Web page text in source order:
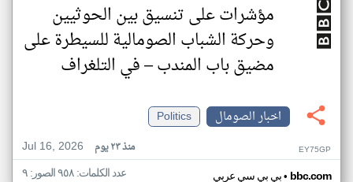
مؤشرات على تنسيق بين الحوثيين
وحركة الشباب الصومالية للسيطرة على
مضيق باب المندب – في التلغراف
اخبار الصومال
Politics
Jul 16, 2026
منذ ٢٣ يوم EY75GP
بي بي سي عربي• bbc.com عدد الكلمات: ٩٥٨ الصور: ٩